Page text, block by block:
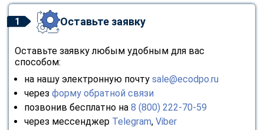
1 Оставьте заявку
Оставьте заявку любым удобным для вас
способом:
на нашу электронную почту sale@ecodpo.ru
через форму обратной связи
позвонив бесплатно на 8 (800) 222-70-59
через мессенджер Telegram, Viber